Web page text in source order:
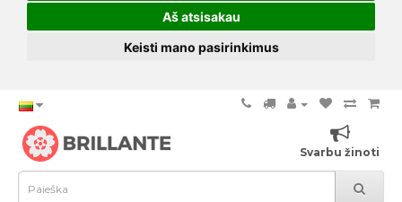
Aš atsisakau
Keisti mano pasirinkimus
Svarbu žinoti